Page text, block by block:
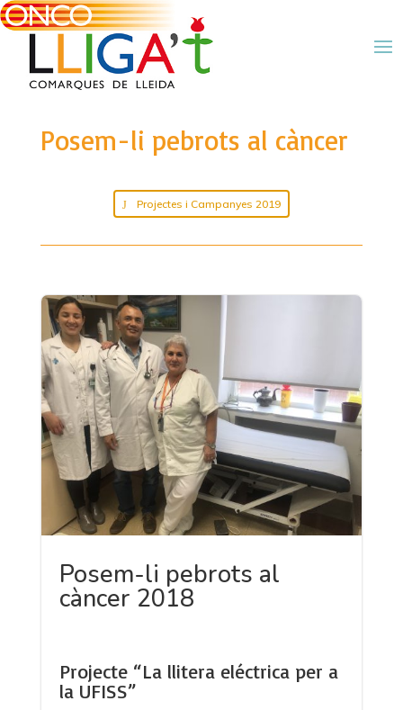
Posem-li pebrots al càncer
Projectes i Campanyes 2019
Posem-li pebrots al
càncer 2018
Projecte “La llitera eléctrica per a
la UFISS”